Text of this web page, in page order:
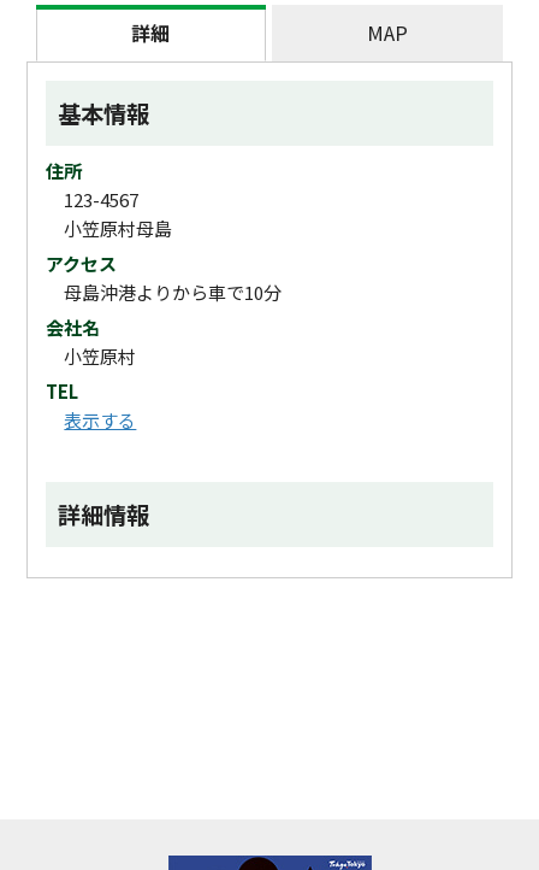
詳細 MAP
基本情報
住所
123-4567
小笠原村母島
アクセス
母島沖港よりから車で10分
会社名
小笠原村
TEL
表示する
詳細情報